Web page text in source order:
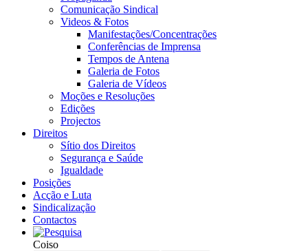
Comunicação Sindical
Videos & Fotos
Manifestações/Concentrações
Conferências de Imprensa
Tempos de Antena
Galeria de Fotos
Galeria de Vídeos
Moções e Resoluções
Edições
Projectos
Direitos
Sítio dos Direitos
Segurança e Saúde
Igualdade
Posições
Acção e Luta
Sindicalização
Contactos
Coiso